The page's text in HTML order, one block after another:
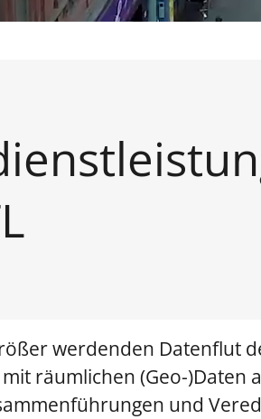
werdenden Datenflut
räumlichen (Geo-
und